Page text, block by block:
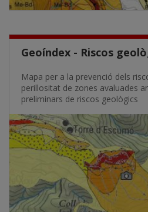
Geoíndex - Riscos
Mapa per a la prevenció dels
perillositat de zones avaluades
preliminars de riscos geològics